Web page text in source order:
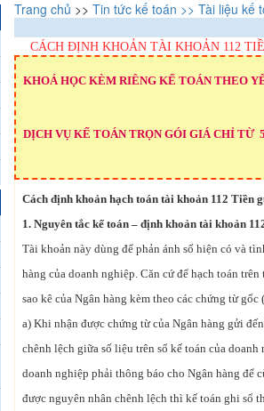
Trang chủ >> Tin tức kế toán >> Tài liệu kế
CÁCH ĐỊNH KHOẢN TÀI KHOẢN 112
KHOÁ HỌC KÈM RIÊNG KẾ TOÁN THEO
DỊCH VỤ KẾ TOÁN TRỌN GÓI GIÁ CHỈ TỪ
Cách định khoản hạch toán tài khoản 112 Tiền
1. Nguyên tắc kế toán – định khoản tài khoản
Tài khoản này dùng để phản ánh số hiện có và
hàng của doanh nghiệp. Căn cứ để hạch toán
sao kê của Ngân hàng kèm theo các chứng từ
a) Khi nhận được chứng từ của Ngân hàng gửi
chênh lệch giữa số liệu trên sổ kế toán của
doanh nghiệp phải thông báo cho Ngân hàng
được nguyên nhân chênh lệch thì kế toán ghi sổ